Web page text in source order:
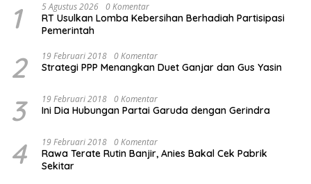
1 5 Agustus 2026 0 Komentar
RT Usulkan Lomba Kebersihan Berhadiah Partisipasi
Pemerintah
2 19 Februari 2018 0 Komentar
Strategi PPP Menangkan Duet Ganjar dan Gus Yasin
3 19 Februari 2018 0 Komentar
Ini Dia Hubungan Partai Garuda dengan Gerindra
4 19 Februari 2018 0 Komentar
Rawa Terate Rutin Banjir, Anies Bakal Cek Pabrik
Sekitar